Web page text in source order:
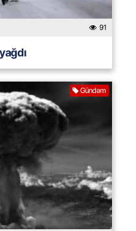
91
Gündəm